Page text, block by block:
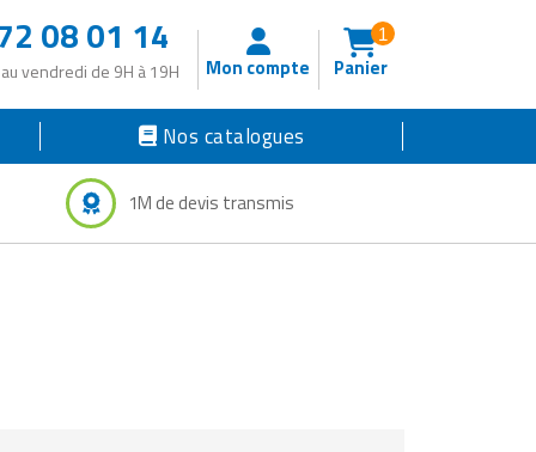
08 01 14
vendredi de 9H à 19H Mon compte Panier
1
Nos catalogues
1M de devis transmis